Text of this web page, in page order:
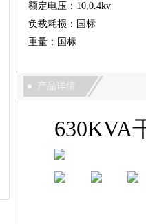
额定电压：10,0.4kv
负载耗损：国标
重量：国标
产品详情
630KVA